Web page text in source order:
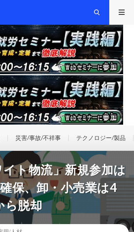
災害/事故/不祥事 テクノロジー/製品
ト物流」新規参加は
保、卸・小売業は4
ら脱却